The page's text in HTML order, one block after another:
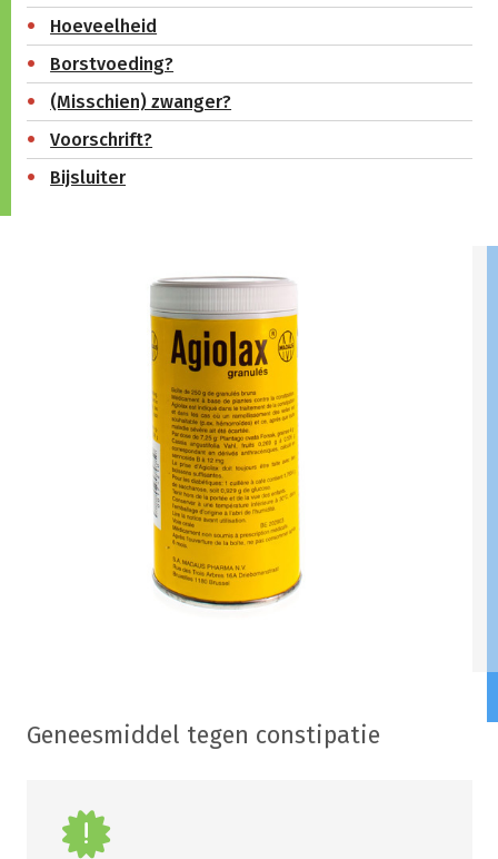
Hoeveelheid
Borstvoeding?
(Misschien) zwanger?
Voorschrift?
Bijsluiter
Geneesmiddel tegen constipatie